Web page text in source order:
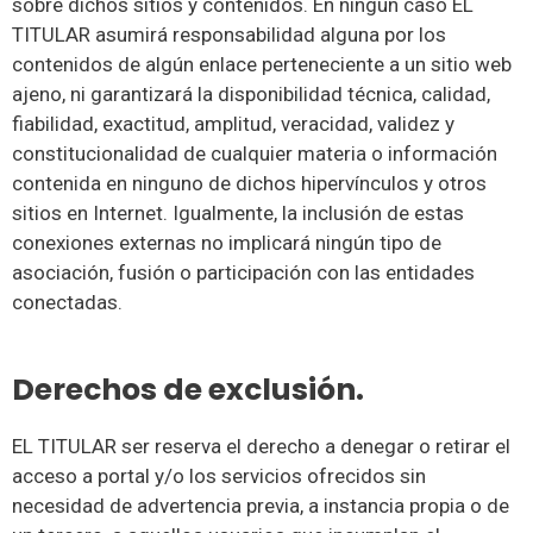
sobre dichos sitios y contenidos. En ningún caso EL
TITULAR asumirá responsabilidad alguna por los
contenidos de algún enlace perteneciente a un sitio web
ajeno, ni garantizará la disponibilidad técnica, calidad,
fiabilidad, exactitud, amplitud, veracidad, validez y
constitucionalidad de cualquier materia o información
contenida en ninguno de dichos hipervínculos y otros
sitios en Internet. Igualmente, la inclusión de estas
conexiones externas no implicará ningún tipo de
asociación, fusión o participación con las entidades
conectadas.
Derechos de exclusión.
EL TITULAR ser reserva el derecho a denegar o retirar el
acceso a portal y/o los servicios ofrecidos sin
necesidad de advertencia previa, a instancia propia o de